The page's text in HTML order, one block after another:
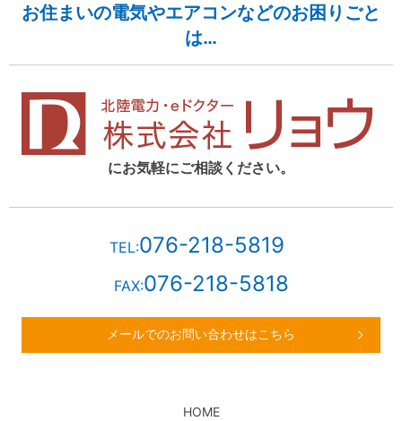
お住まいの電気やエアコンなどのお困りごと
は…
にお気軽にご相談ください。
TEL:076-218-5819
FAX:076-218-5818
メールでのお問い合わせはこちら
HOME